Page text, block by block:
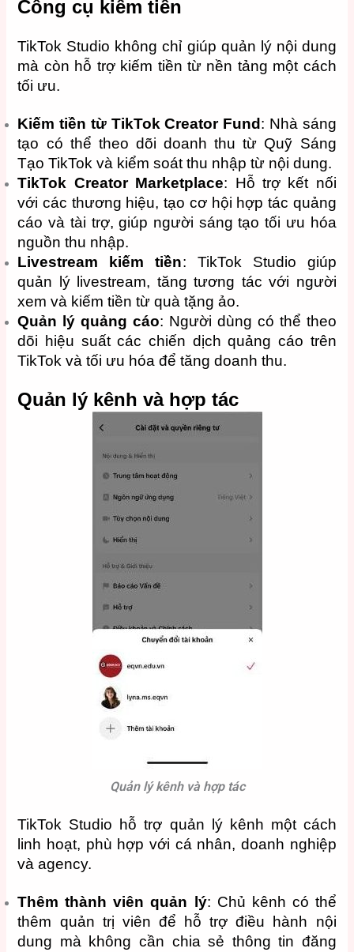
Công cụ kiếm tiền
TikTok Studio không chỉ giúp quản lý nội dung
mà còn hỗ trợ kiếm tiền từ nền tảng một cách
tối ưu.
Kiếm tiền từ TikTok Creator Fund : Nhà sáng
tạo có thể theo dõi doanh thu từ Quỹ Sáng
Tạo TikTok và kiểm soát thu nhập từ nội dung.
TikTok Creator Marketplace: Hỗ trợ kết nối
với các thương hiệu, tạo cơ hội hợp tác quảng
cáo và tài trợ, giúp người sáng tạo tối ưu hóa
nguồn thu nhập.
Livestream kiếm tiền: TikTok Studio giúp
quản lý livestream, tăng tương tác với người
xem và kiếm tiền từ quà tặng ảo.
Quản lý quảng cáo: Người dùng có thể theo
dõi hiệu suất các chiến dịch quảng cáo trên
TikTok và tối ưu hóa để tăng doanh thu.
Quản lý kênh và hợp tác
Quản lý kênh và hợp tác
TikTok Studio hỗ trợ quản lý kênh một cách
linh hoạt, phù hợp với cá nhân, doanh nghiệp
và agency.
Thêm thành viên quản lý: Chủ kênh có thể
thêm quản trị viên để hỗ trợ điều hành nội
dung mà không cần chia sẻ thông tin đăng